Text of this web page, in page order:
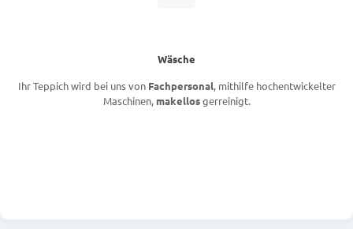
Wäsche
Ihr Teppich wird bei uns von Fachpersonal, mithilfe hochentwickelter
Maschinen, makellosgerreinigt.